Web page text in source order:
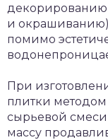
декорированию
и
помимо
При
плитки методом
сырьевой смеси
массу